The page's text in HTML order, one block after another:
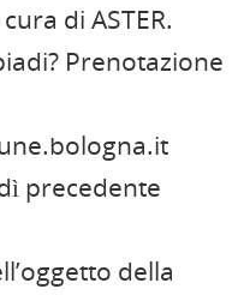
di ASTER.
Prenotazione
precedente
della